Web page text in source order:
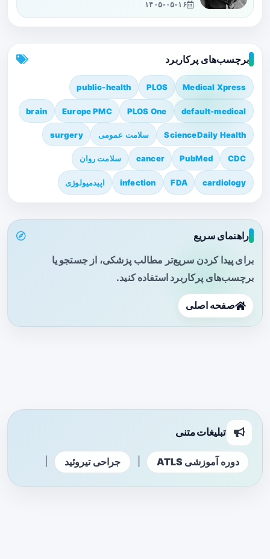
۱۴۰۵-۰۵-۱۶
برچسب‌های پرکاربرد
Medical Xpress
PLOS
public-health
default-medical
PLOS One
Europe PMC
brain
ScienceDaily Health سلامت عمومی surgery
CDC
PubMed
cancer سلامت روان
cardiology
FDA
infection اپیدمیولوژی
راهنمای سریع
برای پیدا کردن سریع‌تر مطالب پزشکی، از جستجو یا
برچسب‌های پرکاربرد استفاده کنید.
صفحه اصلی
تبلیغات متنی
دوره آموزشی ATLS جراحی تیروئید